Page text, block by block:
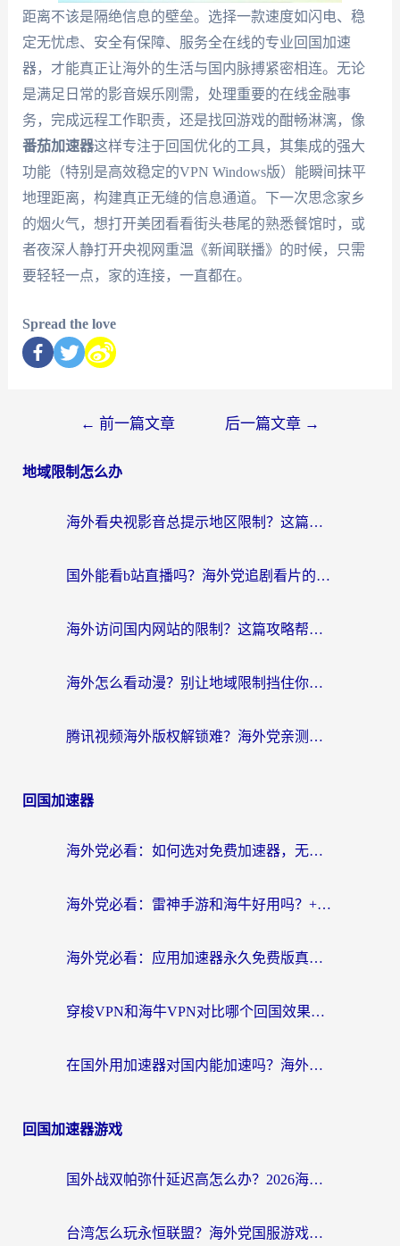
距离不该是隔绝信息的壁垒。选择一款速度如闪电、稳
定无忧虑、安全有保障、服务全在线的专业回国加速
器，才能真正让海外的生活与国内脉搏紧密相连。无论
是满足日常的影音娱乐刚需，处理重要的在线金融事
务，完成远程工作职责，还是找回游戏的酣畅淋漓，像
番茄加速器这样专注于回国优化的工具，其集成的强大
功能（特别是高效稳定的VPN Windows版）能瞬间抹平
地理距离，构建真正无缝的信息通道。下一次思念家乡
的烟火气，想打开美团看看街头巷尾的熟悉餐馆时，或
者夜深人静打开央视网重温《新闻联播》的时候，只需
要轻轻一点，家的连接，一直都在。
Spread the love
← 前一篇文章 后一篇文章 →
地域限制怎么办
海外看央视影音总提示地区限制？这篇教你选对回国加速器，流畅追剧不踩坑
国外能看b站直播吗？海外党追剧看片的终极解决方案来了
海外访问国内网站的限制？这篇攻略帮你无缝解锁12306、12123和国内影音
海外怎么看动漫？别让地域限制挡住你的追番快乐
腾讯视频海外版权解锁难？海外党亲测：选对回国加速器，追剧观影零障碍
回国加速器
海外党必看：如何选对免费加速器，无缝访问国内资源不踩坑？
海外党必看：雷神手游和海牛好用吗？+3款热门加速器实测对比，附番茄加速器无缝回国指南
海外党必看：应用加速器永久免费版真的存在吗？教你选对回国加速器无缝刷国内资源
穿梭VPN和海牛VPN对比哪个回国效果更好？海外华人亲测3款热门加速器+避坑指南
在国外用加速器对国内能加速吗？海外党亲测有效的无缝访问指南
回国加速器游戏
国外战双帕弥什延迟高怎么办？2026海外畅玩国服游戏终极指南（附实测工具推荐）
台湾怎么玩永恒联盟？海外党国服游戏加速器选择全攻略（附3大热门游戏实测）